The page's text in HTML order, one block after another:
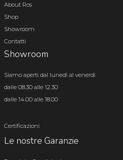
About Ros
Shop
Showroom
Contatti
Showroom
Siamo aperti dal lunedì al venerdì
dalle 08.30 alle 12.30
dalle 14.00 alle 18.00
Certificazioni
Le nostre Garanzie